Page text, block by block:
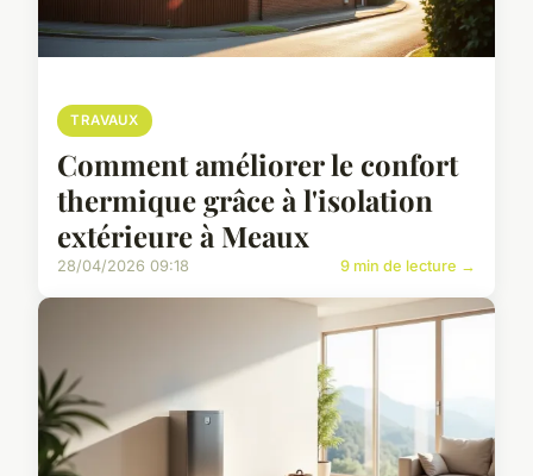
TRAVAUX
Comment améliorer le confort
thermique grâce à l'isolation
extérieure à Meaux
28/04/2026 09:18 9 min de lecture →